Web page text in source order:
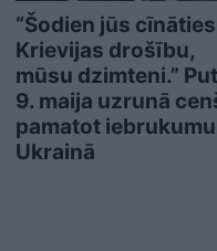
“Šodien jūs
Krievijas drošību,
mūsu dzimteni.”
9. maija uzrunā
pamatot iebrukumu
Ukrainā